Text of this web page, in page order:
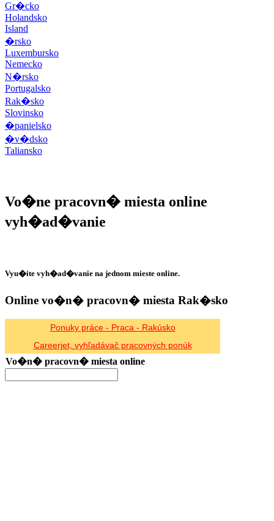
Gr�cko
Holandsko
Island
�rsko
Luxembursko
Nemecko
N�rsko
Portugalsko
Rak�sko
Slovinsko
�panielsko
�v�dsko
Taliansko
Vo�ne pracovn� miesta online
vyh�ad�vanie
Vyu�ite vyh�ad�vanie na jednom mieste online.
Online vo�n� pracovn� miesta Rak�sko
Ponuky práce - Praca - Rakúsko
Careerjet, vyhľadávač pracovných ponúk
Vo�n� pracovn� miesta online